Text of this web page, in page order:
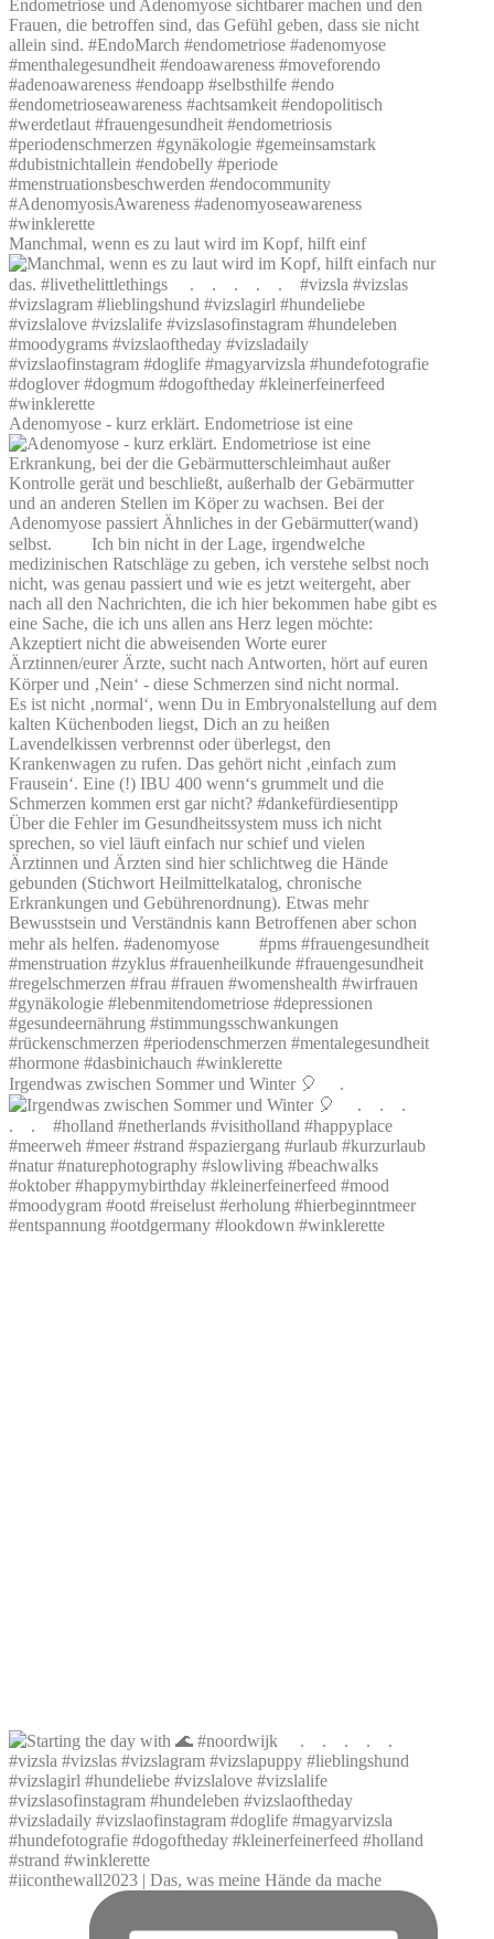
Manchmal, wenn es zu laut wird im Kopf, hilft einf
Adenomyose - kurz erklärt. Endometriose ist eine
Irgendwas zwischen Sommer und Winter 🎈 ⠀ .⠀
#iiconthewall2023 | Das, was meine Hände da mache